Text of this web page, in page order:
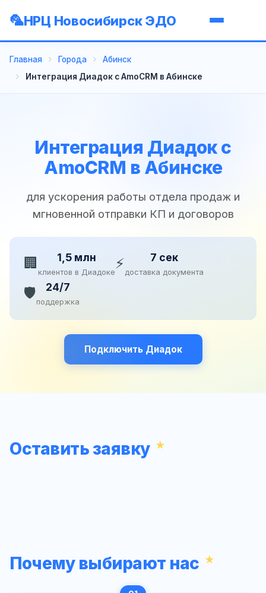
НРЦ Новосибирск ЭДО
Главная Города
Абинск
Интеграция Диадок с AmoCRM в Абинске
Интеграция Диадок с
AmoCRM в Абинске
для ускорения работы отдела продаж и
мгновенной отправки КП и договоров
🏢 1,5 млн
клиентов в Диадоке⚡ 7 сек
доставка документа
🛡️ 24/7
поддержка
Подключить Диадок
Оставить заявку
Почему выбирают нас